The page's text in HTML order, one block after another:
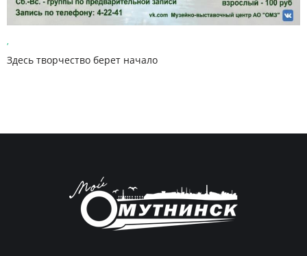
,
Здесь творчество берет начало